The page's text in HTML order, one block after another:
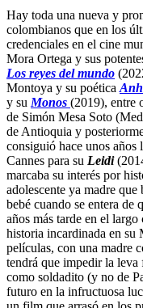
Hay toda una nueva y
colombianos que en los
credenciales en el cine
Mora Ortega y sus
Los reyes del mundo
Montoya y su poética
y su Monos (2019), entre
de Simón Mesa Soto
de Antioquia y
consiguió hace unos años
Cannes para su Leidi
marcaba su interés por
adolescente ya madre que
bebé cuando se entera
años más tarde en el largo
historia incardinada en su
películas, con una madre
tendrá que impedir la leva
como soldadito (y no de
futuro en la infructuosa